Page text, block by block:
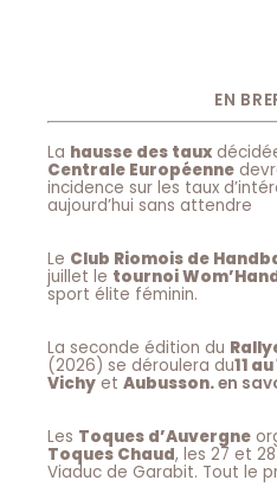
EN
La hausse des taux
Centrale Européenne
incidence sur les taux
aujourd’hui sans attendre
Le Club Riomois de
juillet le tournoi
sport élite féminin.
La seconde édition du
(2026) se déroulera du11
Vichy et Aubusson.en
Les Toques d’Auvergne
Toques Chaud, les 27 et
Viaduc de Garabit. Tout le